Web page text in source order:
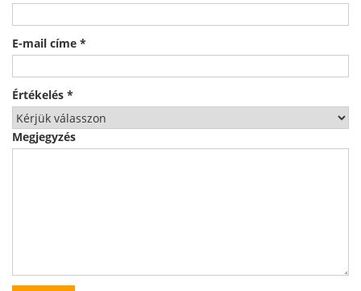
E-mail címe *
Értékelés *
Megjegyzés